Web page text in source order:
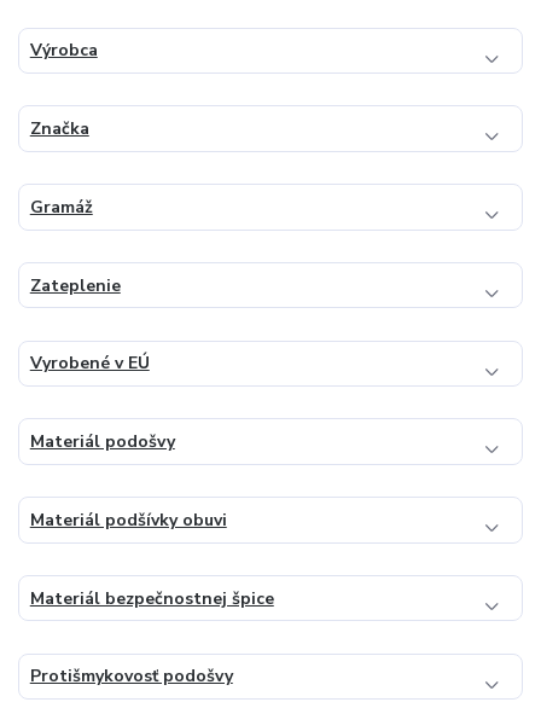
Výrobca
Značka
Gramáž
Zateplenie
Vyrobené v EÚ
Materiál podošvy
Materiál podšívky obuvi
Materiál bezpečnostnej špice
Protišmykovosť podošvy